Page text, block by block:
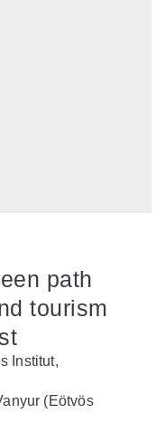
path
tourism
Institut,
(Eötvös